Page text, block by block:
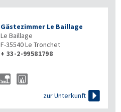
Gästezimmer Le Baillage
Le Baillage
F-35540Le Tronchet
+ 33-2-99581798
zur Unterkunft 